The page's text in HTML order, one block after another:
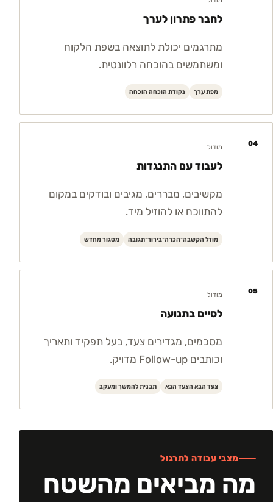
לחבר פתרון לערך
מתרגמים יכולת לתוצאה בשפת הלקוח
ומשתמשים בהוכחה רלוונטית.
מפת ערך נקודת הוכחה הוכחה
04 מודול
לעבוד עם התנגדות
מקשיבים, מבררים, מגיבים ובודקים במקום
להתווכח או להוזיל מיד.
מודל הקשבה־הכרה־בירור־תגובה מסגור מחדש
05 מודול
לסיים בתנועה
מסכמים, מגדירים צעד, בעל תפקיד ותאריך
וכותבים Follow-up מדויק.
צעד הבא הצעד הבא תבנית להמשך ומעקב
מצבי עבודה לתרגול
מה מביאים מהשטח